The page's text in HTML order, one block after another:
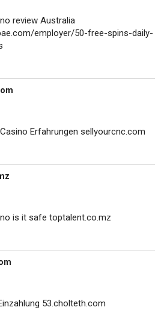
review Australia
employer/50-free-spins-daily-
Erfahrungen sellyourcnc.com
is it safe toptalent.co.mz
53.cholteth.com